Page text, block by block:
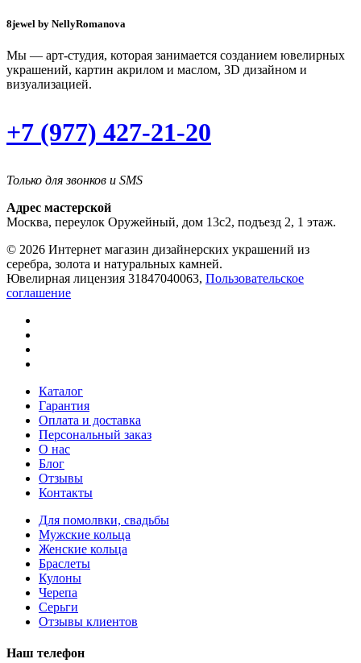
8jewel by NellyRomanova
Мы — арт-студия, которая занимается созданием ювелирных
украшений, картин акрилом и маслом, 3D дизайном и
визуализацией.
+7 (977) 427-21-20
Только для звонков и SMS
Адрес мастерской
Москва, переулок Оружейный, дом 13с2, подъезд 2, 1 этаж.
© 2026 Интернет магазин дизайнерских украшений из
серебра, золота и натуральных камней.
Ювелирная лицензия 31847040063, Пользовательское
соглашение
Каталог
Гарантия
Оплата и доставка
Персональный заказ
О нас
Блог
Отзывы
Контакты
Для помолвки, свадьбы
Мужские кольца
Женские кольца
Браслеты
Кулоны
Черепа
Серьги
Отзывы клиентов
Наш телефон